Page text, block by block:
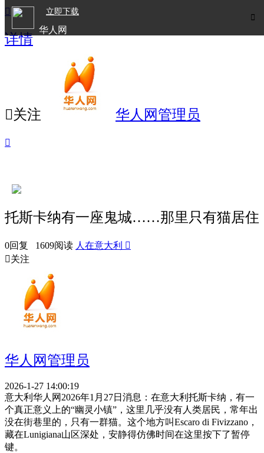

立即下载
华人网

详情
关注 华人网管理员

托斯卡纳有一座鬼城……那里只有猫居住
0回复 1609阅读 人在意大利 
关注
华人网管理员
2026-1-27 14:00:19
意大利华人网2026年1月27日消息：在意大利托斯卡纳，有一
个真正意义上的“幽灵小镇”，这里几乎没有人类居民，常年出
没在街巷里的，只有一群猫。这个地方叫Escaro di Fivizzano，
藏在Lunigiana山区深处，安静得仿佛时间在这里按下了暂停
键。